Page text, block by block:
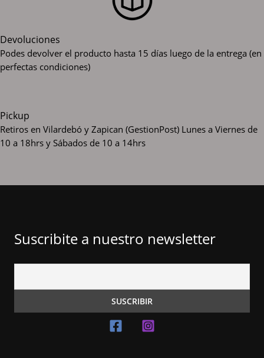
Devoluciones
Podes devolver el producto hasta 15 días luego de la entrega (en
perfectas condiciones)
Pickup
Retiros en Vilardebó y Zapican (GestionPost) Lunes a Viernes de
10 a 18hrs y Sábados de 10 a 14hrs
Suscribite a nuestro newsletter